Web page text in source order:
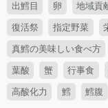
出鱈目 卵 地域貢
復活祭 指定野菜
真鱈の美味しい食べ方
葉酸 蟹 行事食
高酸化力 鱈 鱈腹